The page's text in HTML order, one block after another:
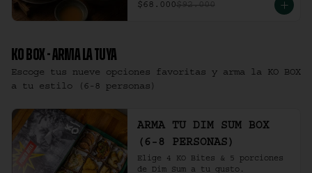
$68.000$92.000
KO BOX - ARMA LA TUYA
Escoge tus nueve opciones favoritas y arma la KO BOX
a tu estilo (6-8 personas)
ARMA TU DIM SUM BOX
(6-8 PERSONAS)
Elige 4 KO Bites & 5 porciones
de Dim Sum a tu gusto.